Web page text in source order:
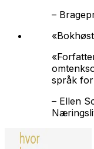
–
språk
– Ellen